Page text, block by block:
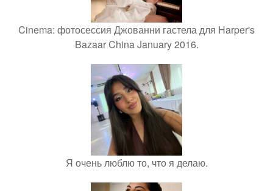
Cinema: фотосессия Джованни гастела для Harper's
Bazaar China January 2016.
Я очень люблю то, что я делаю.